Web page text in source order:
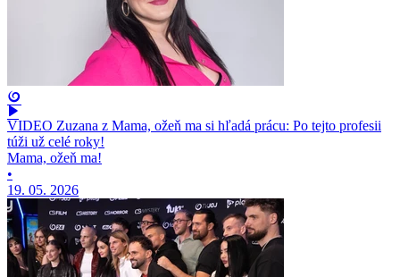
VIDEO Zuzana z Mama, ožeň ma si hľadá prácu: Po tejto profesii
túži už celé roky!
Mama, ožeň ma!
•
19. 05. 2026